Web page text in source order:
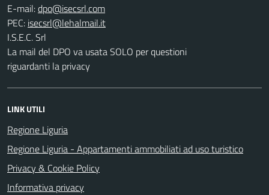
E-mail:
PEC:
I.S.E.C. Srl
La mail del DPO va usata SOLO per questioni
riguardanti la privacy
LINK UTILI
Regione Liguria
Regione Liguria - Appartamenti ammobiliati ad uso turistico
Privacy & Cookie Policy
Informativa privacy